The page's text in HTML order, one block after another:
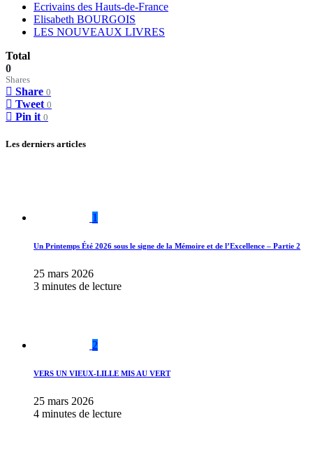
Ecrivains des Hauts-de-France
Elisabeth BOURGOIS
LES NOUVEAUX LIVRES
Total
0
Shares
Share 0
Tweet 0
Pin it 0
Les derniers articles
1
Un Printemps Été 2026 sous le signe de la Mémoire et de l’Excellence – Partie 2
25 mars 2026
3 minutes de lecture
2
VERS UN VIEUX-LILLE MIS AU VERT
25 mars 2026
4 minutes de lecture